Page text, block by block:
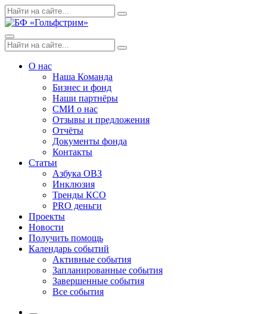
Skip
to
Поиск
по:
Search
Menu
Поиск
по:
Search
О нас
Наша Команда
Бизнес и фонд
Наши партнёры
СМИ о нас
Отзывы и предложения
Отчёты
Документы фонда
Контакты
Статьи
Азбука ОВЗ
Инклюзия
Тренды КСО
PRO деньги
Проекты
Новости
Получить помощь
Календарь событий
Активные события
Запланированные события
Завершенные события
Все события